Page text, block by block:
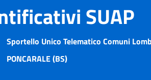
SUAP
Sportello Unico Telematico Comuni
PONCARALE (BS)